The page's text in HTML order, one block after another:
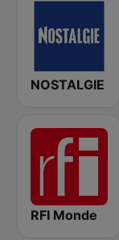
NOSTALGIE
RFI Monde